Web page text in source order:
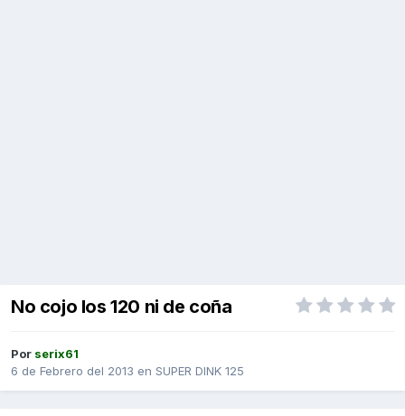
No cojo los 120 ni de coña
Por serix61
6 de Febrero del 2013 en SUPER DINK 125